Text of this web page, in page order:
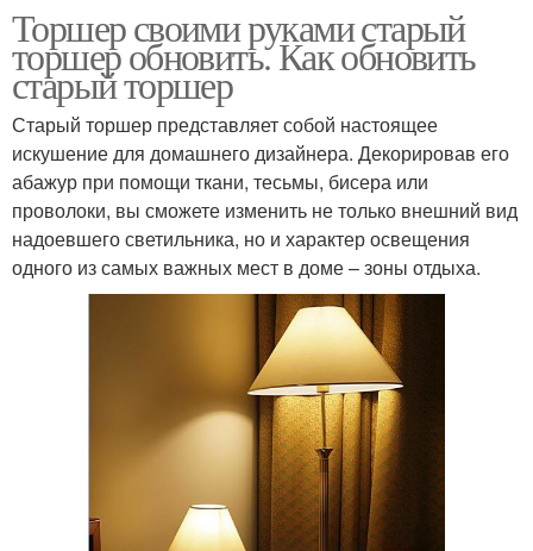
Торшер своими руками старый
торшер обновить. Как обновить
старый торшер
Старый торшер представляет собой настоящее
искушение для домашнего дизайнера. Декорировав его
абажур при помощи ткани, тесьмы, бисера или
проволоки, вы сможете изменить не только внешний вид
надоевшего светильника, но и характер освещения
одного из самых важных мест в доме – зоны отдыха.